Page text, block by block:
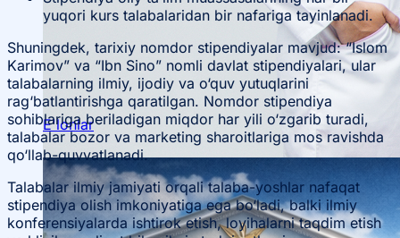
Talabalar ilmiy jamiyati
E'lonlar
yuqori kurs talabalaridan bir nafariga tayinlanadi.
Shuningdek, tarixiy nomdor stipendiyalar mavjud: “Islom
Karimov” va “Ibn Sino” nomli davlat stipendiyalari, ular
talabalarning ilmiy, ijodiy va o‘quv yutuqlarini
rag‘batlantirishga qaratilgan. Nomdor stipendiya
sohiblariga beriladigan miqdor har yili o‘zgarib turadi,
talabalar bozor va marketing sharoitlariga mos ravishda
qo‘llab-quvvatlanadi.
Talabalar ilmiy jamiyati orqali talaba-yoshlar nafaqat
stipendiya olish imkoniyatiga ega bo‘ladi, balki ilmiy
konferensiyalarda ishtirok etish, loyihalarni taqdim etish